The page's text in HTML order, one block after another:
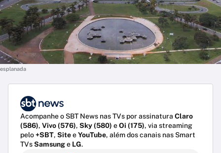
esplanada
Acompanhe o SBT News nas TVs por assinatura Claro
(586), Vivo (576), Sky (580) eOi (175), via streaming
pelo+SBT, SiteeYouTube, além dos canais nas Smart
TVsSamsunge LG.